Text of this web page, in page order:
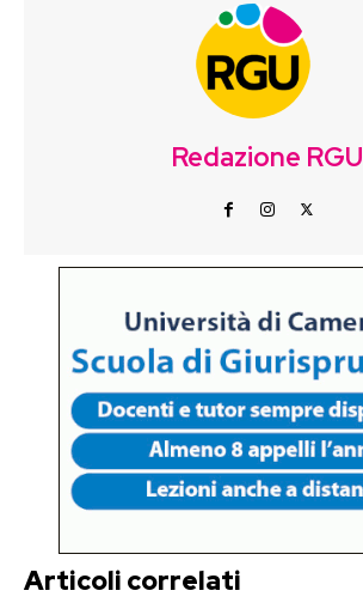
Redazione RGU
Articoli correlati